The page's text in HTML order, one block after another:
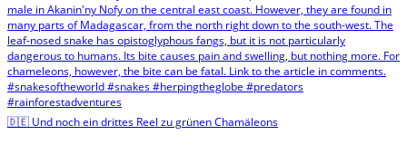
🇩🇪 Und noch ein drittes Reel zu grünen Chamäleons